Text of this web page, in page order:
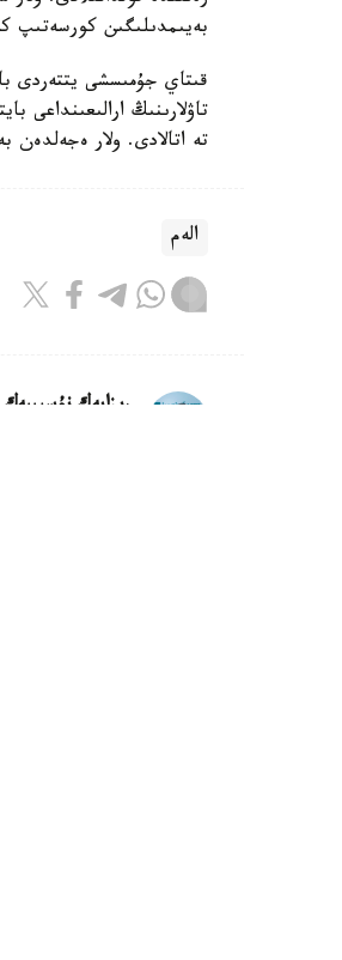
بەيىمدىلىگىن كورسەتىپ
قىتاي جۇمىسشى يتتەردى
تاۋلارىنىڭ ارالىعىنداعى
تە اتالادى. ولار
الەم
ريزابەك نۇسىپبەك